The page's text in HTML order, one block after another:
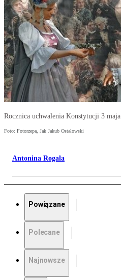
Rocznica uchwalenia Konstytucji 3 maja
Foto: Fotorzepa, Jak Jakub Ostałowski
Antonina Rogala
Powiązane
Polecane
Najnowsze